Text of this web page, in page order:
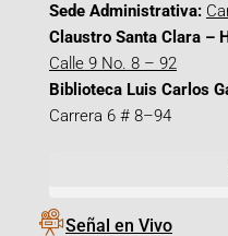
Sede Administrativa:
Claustro Santa Clara –
Calle 9 No. 8 – 92
Biblioteca Luis Carlos
Carrera 6 # 8–94
Señal en Vivo